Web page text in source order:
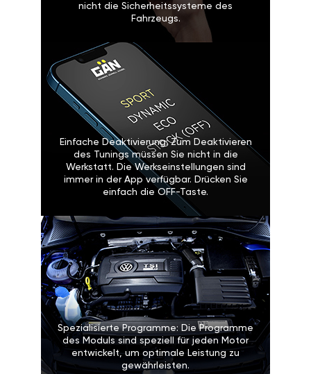
nicht die Sicherheitssysteme des
Fahrzeugs.
Einfache Deaktivierung: Zum Deaktivieren
des Tunings müssen Sie nicht in die
Werkstatt. Die Werkseinstellungen sind
immer in der App verfügbar. Drücken Sie
einfach die OFF-Taste.
Spezialisierte Programme: Die Programme
des Moduls sind speziell für jeden Motor
entwickelt, um optimale Leistung zu
gewährleisten.